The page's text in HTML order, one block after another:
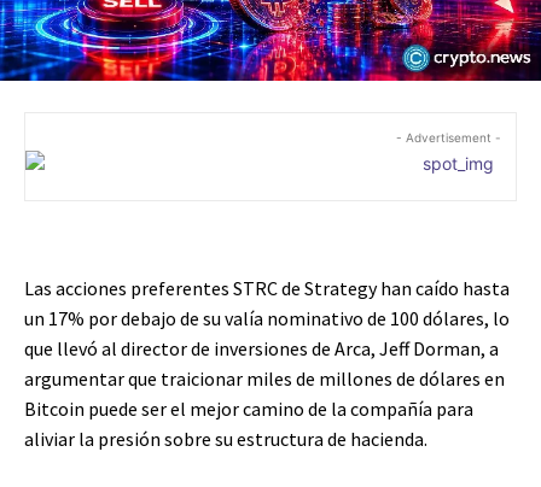
- Advertisement -
Las acciones preferentes STRC de Strategy han caído hasta
un 17% por debajo de su valía nominativo de 100 dólares, lo
que llevó al director de inversiones de Arca, Jeff Dorman, a
argumentar que traicionar miles de millones de dólares en
Bitcoin puede ser el mejor camino de la compañía para
aliviar la presión sobre su estructura de hacienda.